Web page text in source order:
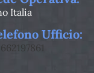
Italia
Ufficio: